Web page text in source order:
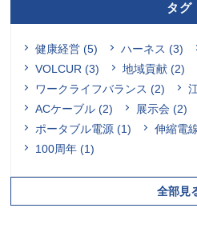
タグ
健康経営 (5) ハーネス (3)
VOLCUR (3)
地域貢献 (2)
ワークライフバランス (2)
ACケーブル (2)
展示会 (2)
ポータブル電源 (1)
伸縮電
100周年 (1)
全部見